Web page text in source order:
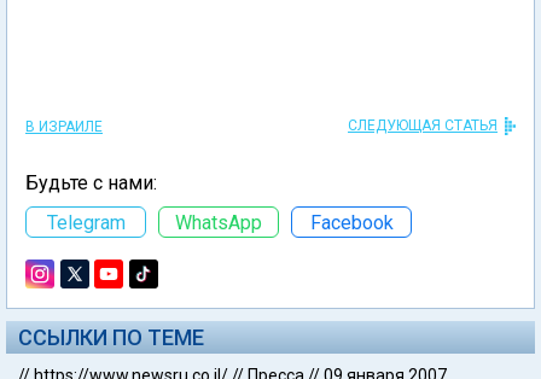
В ИЗРАИЛЕ СЛЕДУЮЩАЯ СТАТЬЯ
Будьте с нами:
Telegram
WhatsApp Facebook
ССЫЛКИ ПО ТЕМЕ